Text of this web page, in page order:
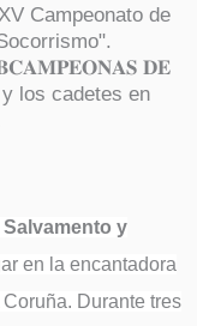
Campeonato de
𝐃𝐄
los cadetes en
y
en la encantadora
Durante tres